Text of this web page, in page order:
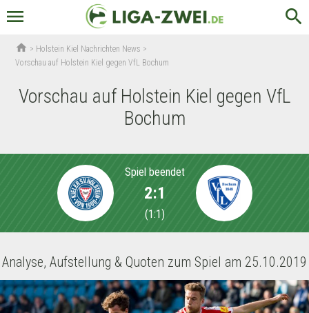
menu search
home > Holstein Kiel Nachrichten News >
Vorschau auf Holstein Kiel gegen VfL Bochum
Vorschau auf Holstein Kiel gegen VfL
Bochum
Spiel beendet
2:1
(1:1)
Analyse, Aufstellung & Quoten zum Spiel am 25.10.2019